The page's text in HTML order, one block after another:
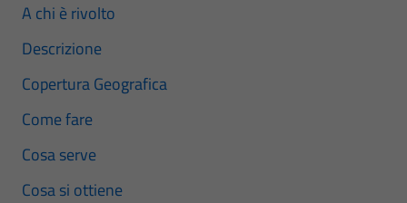
A chi è rivolto
Descrizione
Copertura Geografica
Come fare
Cosa serve
Cosa si ottiene